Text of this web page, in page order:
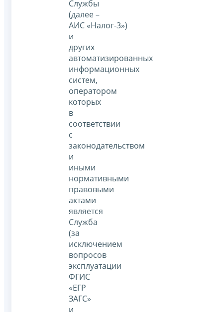
Службы
(далее –
АИС «Налог-3»)
и
других
автоматизированных
информационных
систем,
оператором
которых
в
соответствии
с
законодательством
и
иными
нормативными
правовыми
актами
является
Служба
(за
исключением
вопросов
эксплуатации
ФГИС
«ЕГР
ЗАГС»
и